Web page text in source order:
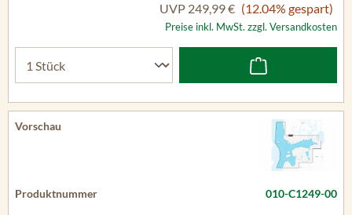
UVP 249,99 € (12.04% gespart)
Preise inkl. MwSt. zzgl. Versandkosten
010-C1249-00